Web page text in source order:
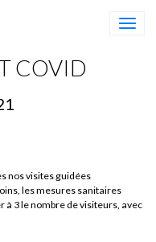
COVID
nos visites guidées
les mesures sanitaires
à 3 le nombre de visiteurs, avec